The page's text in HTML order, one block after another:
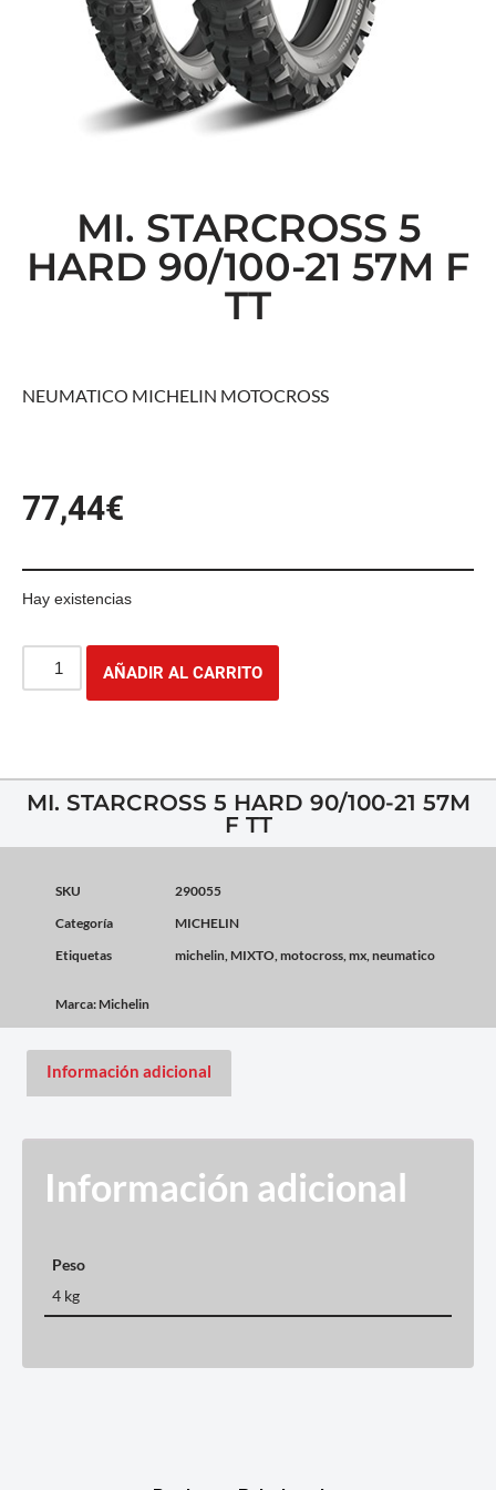
MI. STARCROSS 5
HARD 90/100-21 57M F
TT
NEUMATICO MICHELIN MOTOCROSS
77,44€
Hay existencias
AÑADIR AL CARRITO
MI. STARCROSS 5 HARD 90/100-21 57M
F TT
SKU
290055
Categoría
MICHELIN
Etiquetas
michelin MIXTO motocross mx neumatico
Marca: Michelin
Información adicional
Información adicional
Peso
4 kg